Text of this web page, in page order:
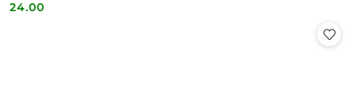
Cena:
24.00